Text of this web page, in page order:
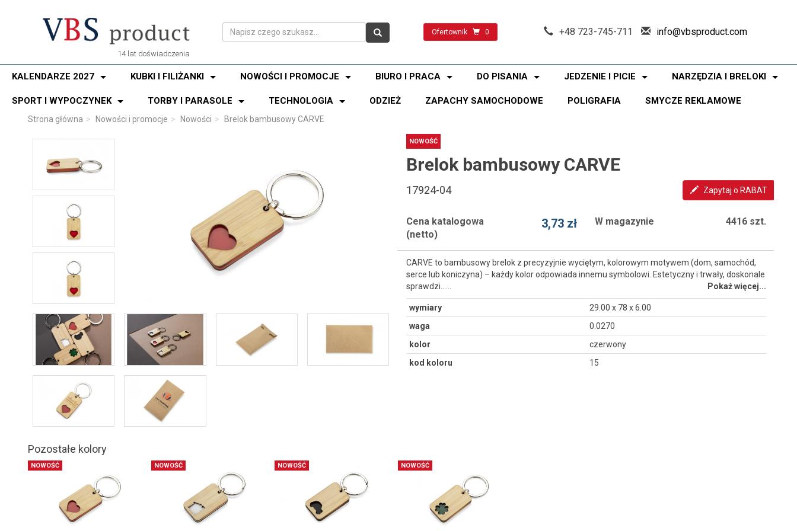
14 lat doświadczenia
Ofertownik 0 +48 723-745-711 info@vbsproduct.com
KALENDARZE 2027 KUBKI I FILIŻANKI NOWOŚCI I PROMOCJE BIURO I PRACA DO PISANIA JEDZENIE I PICIE NARZĘDZIA I BRELOKI
SPORT I WYPOCZYNEK TORBY I PARASOLE TECHNOLOGIA ODZIEŻ ZAPACHY SAMOCHODOWE POLIGRAFIA SMYCZE REKLAMOWE
Strona główna Nowości i promocje Nowości Brelok bambusowy CARVE
NOWOŚĆ
Brelok bambusowy CARVE
17924-04 Zapytaj o RABAT
Cena katalogowa
(netto)
3,73 zł W magazynie 4416 szt.
CARVE to bambusowy brelok z precyzyjnie wyciętym, kolorowym motywem (dom, samochód,
serce lub koniczyna) – każdy kolor odpowiada innemu symbolowi. Estetyczny i trwały, doskonale
sprawdzi...…
Pokaż więcej...
wymiary
29.00 x 78 x 6.00
waga
0.0270
kolor
czerwony
kod koloru
15
Pozostałe kolory
NOWOŚĆ NOWOŚĆ NOWOŚĆ NOWOŚĆ